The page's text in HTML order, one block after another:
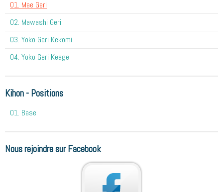
01. Mae Geri
02. Mawashi Geri
03. Yoko Geri Kekomi
04. Yoko Geri Keage
Kihon - Positions
01. Base
Nous rejoindre sur Facebook